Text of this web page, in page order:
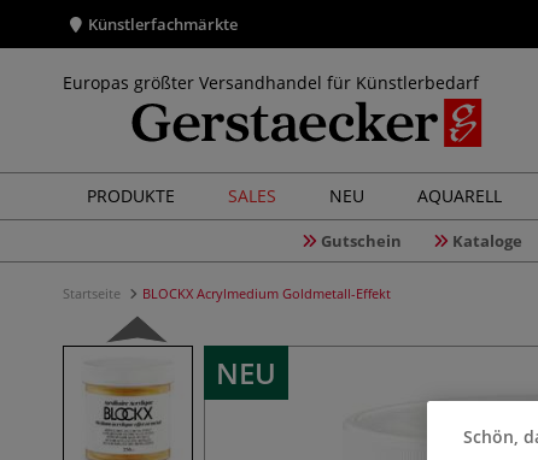
Künstlerfachmärkte
Europas größter Versandhandel für Künstlerbedarf
PRODUKTE SALES NEU AQUARELL
Gutschein Kataloge
Startseite BLOCKX Acrylmedium Goldmetall-Effekt
NEU
Schön,